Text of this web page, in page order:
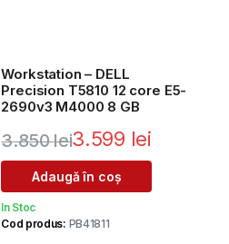
Workstation – DELL
Precision T5810 12 core E5-
2690v3 M4000 8 GB
3.850lei
Prețul
inițial
a
3.599 lei
Prețul
curent
este:
Adaugă în coș
In Stoc
Cod produs: PB41811